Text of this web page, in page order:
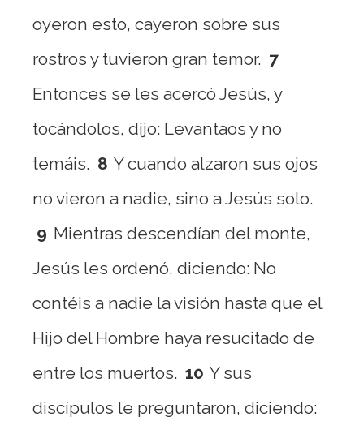
oyeron esto, cayeron sobre sus
rostros y tuvieron gran temor. 7
Entonces se les acercó Jesús, y
tocándolos, dijo: Levantaos y no
temáis. 8 Y cuando alzaron sus ojos
no vieron a nadie, sino a Jesús solo.
9 Mientras descendían del monte,
Jesús les ordenó, diciendo: No
contéis a nadie la visión hasta que el
Hijo del Hombre haya resucitado de
entre los muertos. 10 Y sus
discípulos le preguntaron, diciendo: